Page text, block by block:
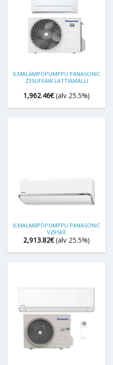
ILMALÄMPÖPUMPPU PANASONIC
Z35UFEAW LATTIAMALLI
1,962.46€ (alv 25.5%)
ILMALÄMPÖPUMPPU PANASONIC
VZ9SKE
2,913.82€ (alv 25.5%)